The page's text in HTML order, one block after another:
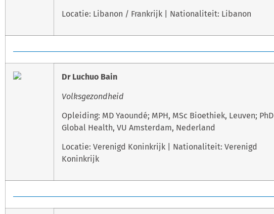
Locatie: Libanon / Frankrijk | Nationaliteit: Libanon
Dr Luchuo Bain
Volksgezondheid
Opleiding: MD Yaoundé; MPH, MSc Bioethiek, Leuven; PhD
Global Health, VU Amsterdam, Nederland
Locatie: Verenigd Koninkrijk | Nationaliteit: Verenigd
Koninkrijk